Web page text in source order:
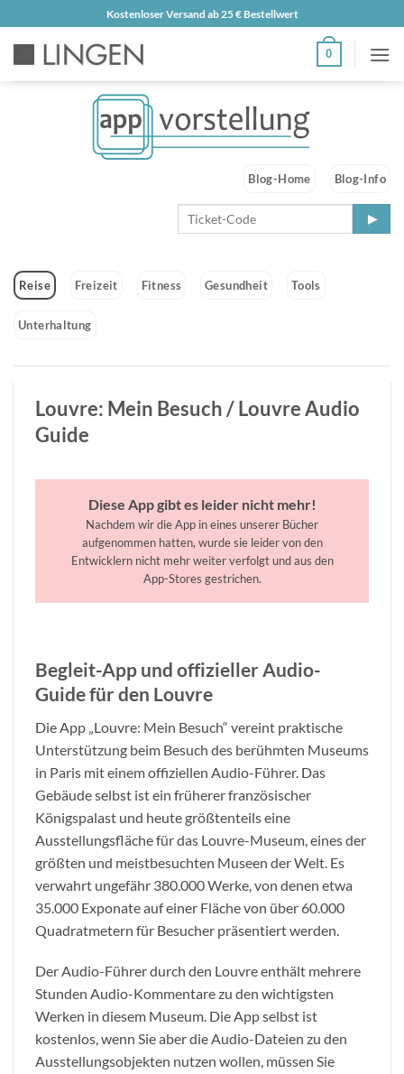
Inhalt
Kostenloser Versand ab 25 € Bestellwert
0
Blog-Home Blog-Info
Reise Freizeit Fitness Gesundheit Tools
Unterhaltung
Louvre: Mein Besuch / Louvre Audio
Guide
Diese App gibt es leider nicht mehr!
Nachdem wir die App in eines unserer Bücher
aufgenommen hatten, wurde sie leider von den
Entwicklern nicht mehr weiter verfolgt und aus den
App-Stores gestrichen.
Begleit-App und offizieller Audio-
Guide für den Louvre
Die App „Louvre: Mein Besuch“ vereint praktische
Unterstützung beim Besuch des berühmten Museums
in Paris mit einem offiziellen Audio-Führer. Das
Gebäude selbst ist ein früherer französischer
Königspalast und heute größtenteils eine
Ausstellungsfläche für das Louvre-Museum, eines der
größten und meistbesuchten Museen der Welt. Es
verwahrt ungefähr 380.000 Werke, von denen etwa
35.000 Exponate auf einer Fläche von über 60.000
Quadratmetern für Besucher präsentiert werden.
Der Audio-Führer durch den Louvre enthält mehrere
Stunden Audio-Kommentare zu den wichtigsten
Werken in diesem Museum. Die App selbst ist
kostenlos, wenn Sie aber die Audio-Dateien zu den
Ausstellungsobjekten nutzen wollen, müssen Sie